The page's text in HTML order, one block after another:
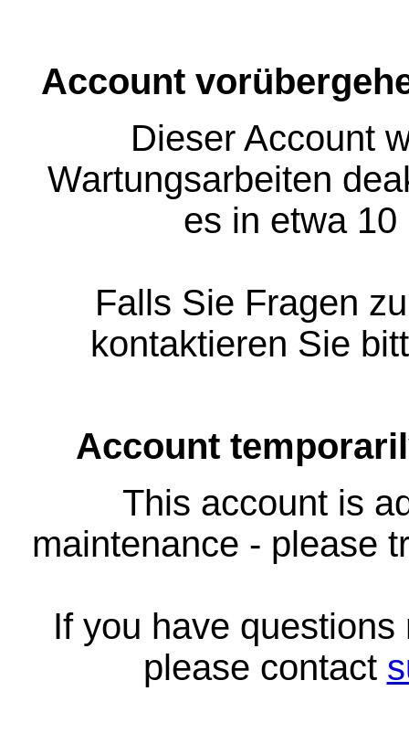
Account
Dieser Account
Wartungsarbeiten
es in etwa
Falls Sie Fragen
kontaktieren Sie
Account
This account is
maintenance - please
If you have
please contact